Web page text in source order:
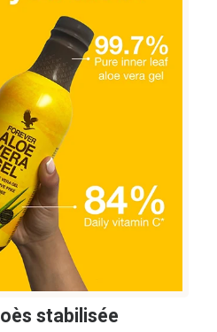
stabilisée